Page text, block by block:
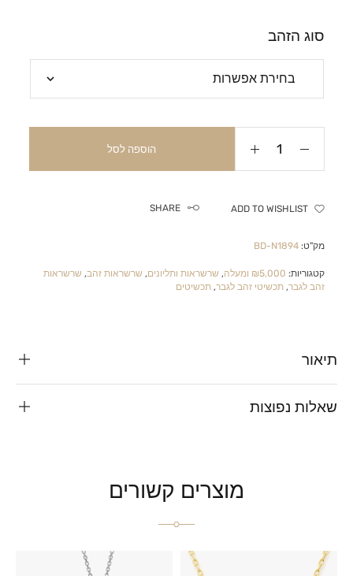
סוג הזהב
הוספה לסל
ADD TO WISHLIST
SHARE
מק"ט:BD-N1894
קטגוריות: ₪5,000 ומעלה , שרשראות ותליונים, שרשראות זהב, שרשראות
זהב לגבר,תכשיטי זהב לגבר,תכשיטים
תיאור
שאלות נפוצות
מוצרים קשורים